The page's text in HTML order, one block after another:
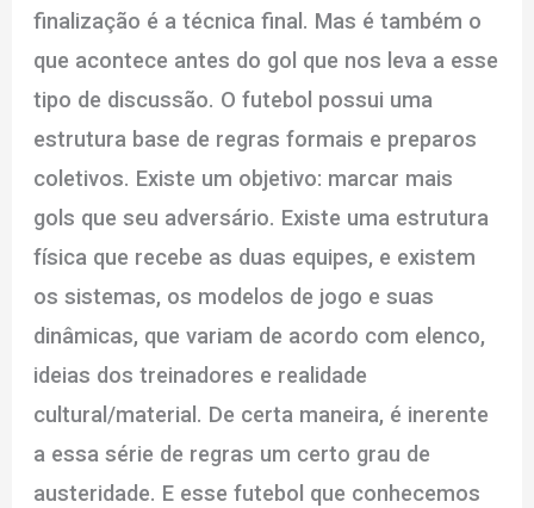
finalização é a técnica final. Mas é também o
que acontece antes do gol que nos leva a esse
tipo de discussão. O futebol possui uma
estrutura base de regras formais e preparos
coletivos. Existe um objetivo: marcar mais
gols que seu adversário. Existe uma estrutura
física que recebe as duas equipes, e existem
os sistemas, os modelos de jogo e suas
dinâmicas, que variam de acordo com elenco,
ideias dos treinadores e realidade
cultural/material. De certa maneira, é inerente
a essa série de regras um certo grau de
austeridade. E esse futebol que conhecemos